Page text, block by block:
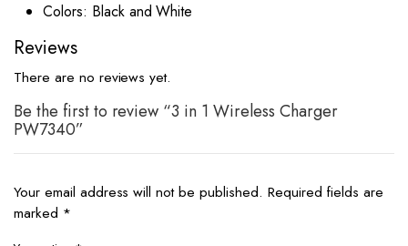
Colors: Black and White
Reviews
There are no reviews yet.
Be the first to review “3 in 1 Wireless Charger
PW7340”
Your email address will not be published. Required fields are
marked *